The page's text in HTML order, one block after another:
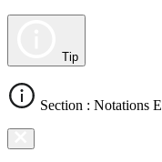
Tip
Section : Notations